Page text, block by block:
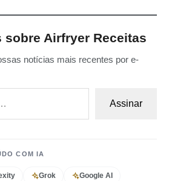
sobre Airfryer Receitas
notícias mais recentes por e-
Assinar
COM IA
Grok Google AI